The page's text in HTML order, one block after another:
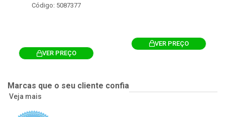
Código: 5087377
VER PREÇO
VER PREÇO
Marcas que o seu cliente confia
Veja mais